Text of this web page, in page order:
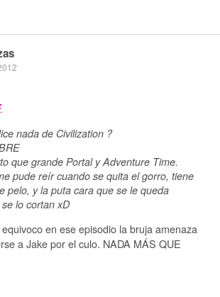
nada de Civilization ?
que grande Portal y Adventure Time.
pude reír cuando se quita el gorro, tiene
pelo, y la puta cara que se le queda
lo cortan xD
en ese episodio la bruja amenaza
a Jake por el culo. NADA MÁS QUE